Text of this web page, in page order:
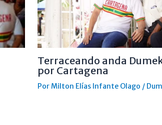
Terraceando anda
por Cartagena
PorMilton Elías Infante Olago /